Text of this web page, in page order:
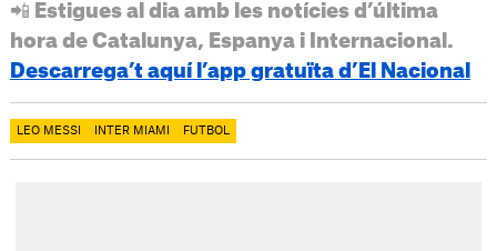
📲 Estigues al dia amb les notícies d’última
hora de Catalunya, Espanya i Internacional.
Descarrega’t aquí l’app gratuïta d’El Nacional
LEO MESSI INTER MIAMI FUTBOL